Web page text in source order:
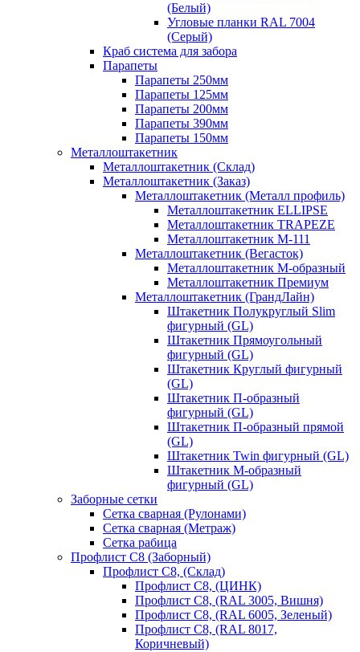
(Белый)
Угловые планки RAL 7004
(Серый)
Краб система для забора
Парапеты
Парапеты 250мм
Парапеты 125мм
Парапеты 200мм
Парапеты 390мм
Парапеты 150мм
Металлоштакетник
Металлоштакетник (Склад)
Металлоштакетник (Заказ)
Металлоштакетник (Металл профиль)
Металлоштакетник ELLIPSE
Металлоштакетник TRAPEZE
Металлоштакетник М-111
Металлоштакетник (Вегасток)
Металлоштакетник М-образный
Металлоштакетник Премиум
Металлоштакетник (ГрандЛайн)
Штакетник Полукруглый Slim
фигурный (GL)
Штакетник Прямоугольный
фигурный (GL)
Штакетник Круглый фигурный
(GL)
Штакетник П-образный
фигурный (GL)
Штакетник П-образный прямой
(GL)
Штакетник Twin фигурный (GL)
Штакетник М-образный
фигурный (GL)
Заборные сетки
Сетка сварная (Рулонами)
Сетка сварная (Метраж)
Сетка рабица
Профлист С8 (Заборный)
Профлист С8, (Склад)
Профлист С8, (ЦИНК)
Профлист С8, (RAL 3005, Вишня)
Профлист С8, (RAL 6005, Зеленый)
Профлист С8, (RAL 8017,
Коричневый)